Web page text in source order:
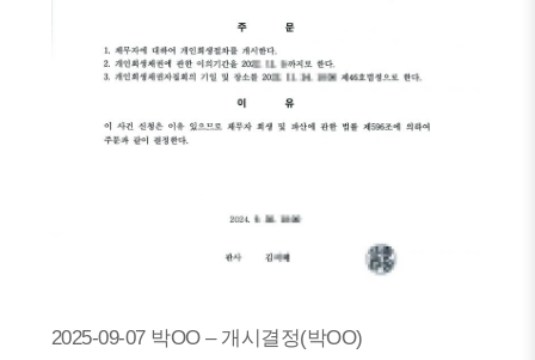
2025-09-07 박OO – 개시결정(박OO)